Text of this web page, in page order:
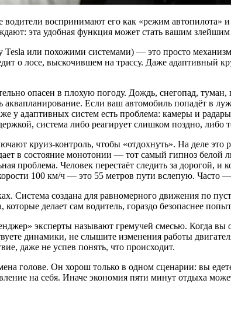
воспринимают его как «режим автопилота»
эта удобная функция может стать вашим злейшим
или похожими системами) — это просто
о лосе, выскочившем на трассу. Даже адаптивный
опасен в плохую погоду. Дождь, снегопад,
Если ваш автомобиль попадёт в
у адаптивных систем есть проблема: камеры и
система либо реагирует слишком поздно,
круиз-контроль, чтобы «отдохнуть». На деле это
в состояние монотонии — тот самый гипноз
проблема. Человек перестаёт следить за дорогой, и
100 км/ч — это 55 метров пути вслепую. Часто
Система создана для равномерного движения по
которые делает сам водитель, гораздо безопаснее
эксперты называют гремучей смесью. Когда вы
динамики, не слышите изменения работы
даже не успев понять, что происходит.
голове. Он хорош только в одном сценарии: вы
на себя. Иначе экономия пяти минут отдыха